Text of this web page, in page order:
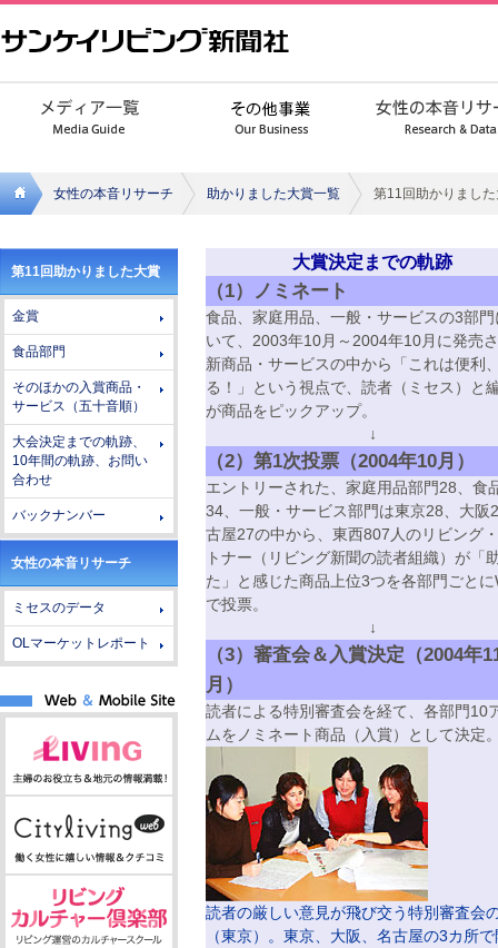
イリビ
ング新
聞社
女性の本音リサーチ 助かりました大賞一覧 第11回助かりまし
第11回助かりました大賞
金賞
食品部門
そのほかの入賞商品・
サービス（五十音順）
大会決定までの軌跡、
10年間の軌跡、お問い
合わせ
バックナンバー
女性の本音リサーチ
ミセスのデータ
OLマーケットレポート
大賞決定までの軌跡
（1）ノミネート
食品、家庭用品、一般・サービスの3部門
いて、2003年10月～2004年10月に発売
新商品・サービスの中から「これは便利
る！」という視点で、読者（ミセス）と
が商品をピックアップ。
↓
（2）第1次投票（2004年10月）
エントリーされた、家庭用品部門28、食
34、一般・サービス部門は東京28、大阪
古屋27の中から、東西807人のリビング
トナー（リビング新聞の読者組織）が「
た」と感じた商品上位3つを各部門ごとに
で投票。
↓
（3）審査会＆入賞決定（2004年
月）
読者による特別審査会を経て、各部門10
ムをノミネート商品（入賞）として決定
読者の厳しい意見が飛び交う特別審査会
（東京）。東京、大阪、名古屋の3カ所で